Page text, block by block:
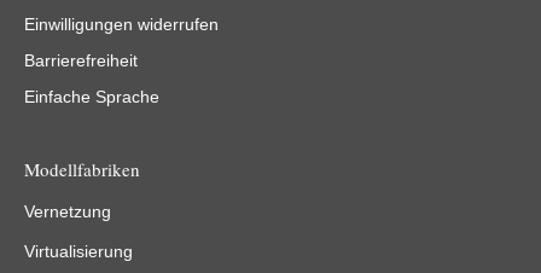
Einwilligungen widerrufen
Barrierefreiheit
Einfache Sprache
Modellfabriken
Vernetzung
Virtualisierung